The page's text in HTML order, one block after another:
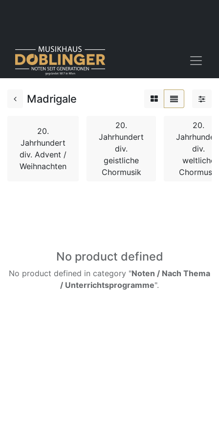
Madrigale
20.
Jahrhundert
div. Advent /
Weihnachten
20.
Jahrhundert
div.
geistliche
Chormusik
20.
div.
weltliche
Chormusik
No product defined
No product defined in category "Noten / Nach Thema
/ Unterrichtsprogramme".